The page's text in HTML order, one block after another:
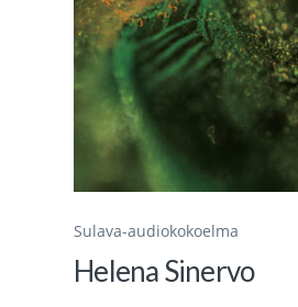
Sulava-audiokokoelma
Helena Sinervo